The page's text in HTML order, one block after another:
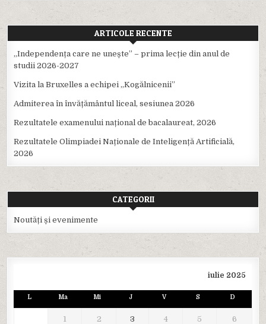
ARTICOLE RECENTE
,,Independența care ne unește” – prima lecție din anul de
studii 2026-2027
Vizita la Bruxelles a echipei ,,Kogălnicenii”
Admiterea în învățământul liceal, sesiunea 2026
Rezultatele examenului național de bacalaureat, 2026
Rezultatele Olimpiadei Naționale de Inteligență Artificială,
2026
CATEGORII
Noutăți și evenimente
iulie 2025
L Ma Mi J V S D
1 2 3 4 5 6